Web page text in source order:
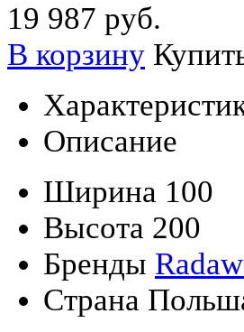
19 987 руб.
В корзину
Описание
Ширина 100
Высота 200
Бренды
Страна